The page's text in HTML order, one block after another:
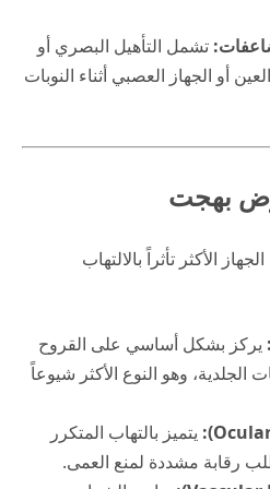
تشمل التأهيل البصري أو
أو الجهاز العصبي أثناء النوبات
بهجت
الأكثر تأثراً بالالتهاب
يركز بشكل أساسي على القروح
الجلدية، وهو النوع الأكثر شيوعاً
يتميز بالتهاب المتكرر
رقابة مشددة لمنع العمى.